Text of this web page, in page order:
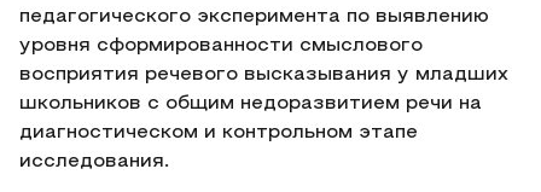
педагогического эксперимента по выявлению
уровня сформированности смыслового
восприятия речевого высказывания у младших
школьников с общим недоразвитием речи на
диагностическом и контрольном этапе
исследования.